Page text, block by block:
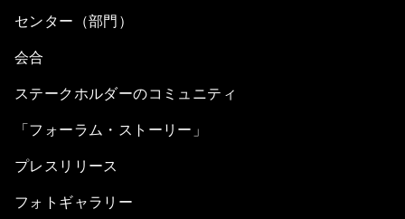
センター（部門）
会合
ステークホルダーのコミュニティ
「フォーラム・ストーリー」
プレスリリース
フォトギャラリー